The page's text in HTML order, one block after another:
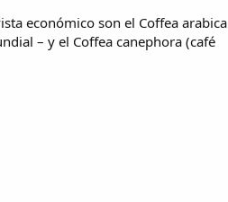
económico son el Coffea arabica
– y el Coffea canephora (café